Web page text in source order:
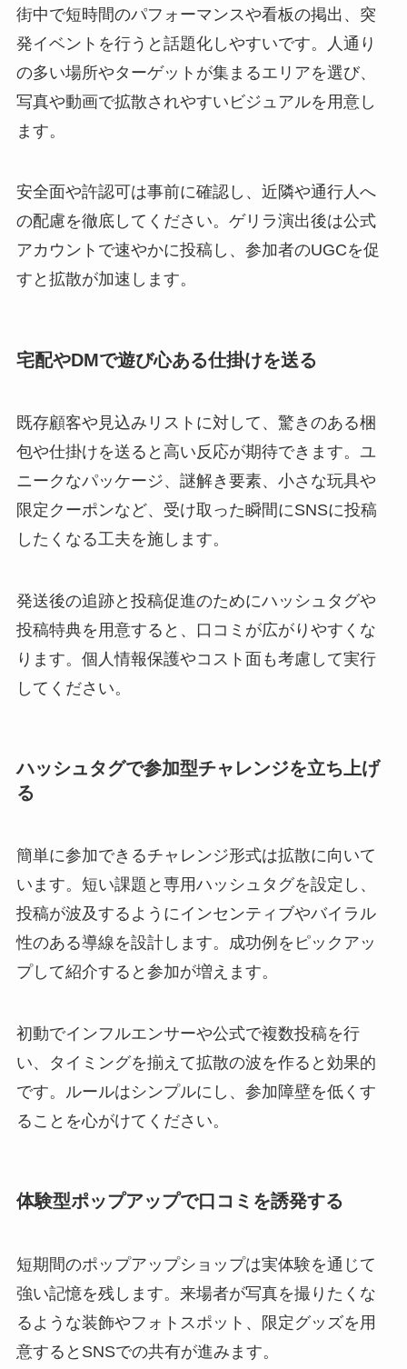
街中で短時間のパフォーマンスや看板の掲出、突
発イベントを行うと話題化しやすいです。人通り
の多い場所やターゲットが集まるエリアを選び、
写真や動画で拡散されやすいビジュアルを用意し
ます。
安全面や許認可は事前に確認し、近隣や通行人へ
の配慮を徹底してください。ゲリラ演出後は公式
アカウントで速やかに投稿し、参加者のUGCを促
すと拡散が加速します。
宅配やDMで遊び心ある仕掛けを送る
既存顧客や見込みリストに対して、驚きのある梱
包や仕掛けを送ると高い反応が期待できます。ユ
ニークなパッケージ、謎解き要素、小さな玩具や
限定クーポンなど、受け取った瞬間にSNSに投稿
したくなる工夫を施します。
発送後の追跡と投稿促進のためにハッシュタグや
投稿特典を用意すると、口コミが広がりやすくな
ります。個人情報保護やコスト面も考慮して実行
してください。
ハッシュタグで参加型チャレンジを立ち上げ
る
簡単に参加できるチャレンジ形式は拡散に向いて
います。短い課題と専用ハッシュタグを設定し、
投稿が波及するようにインセンティブやバイラル
性のある導線を設計します。成功例をピックアッ
プして紹介すると参加が増えます。
初動でインフルエンサーや公式で複数投稿を行
い、タイミングを揃えて拡散の波を作ると効果的
です。ルールはシンプルにし、参加障壁を低くす
ることを心がけてください。
体験型ポップアップで口コミを誘発する
短期間のポップアップショップは実体験を通じて
強い記憶を残します。来場者が写真を撮りたくな
るような装飾やフォトスポット、限定グッズを用
意するとSNSでの共有が進みます。